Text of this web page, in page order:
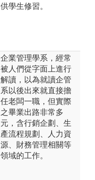
供學生修習。
企業管理學系，經常
被人們從字面上進行
解讀，以為就讀企管
系以後出來就直接擔
任老闆一職，但實際
之畢業出路非常多
元，含行銷企劃、生
產流程規劃、人力資
源、財務管理相關等
領域的工作。